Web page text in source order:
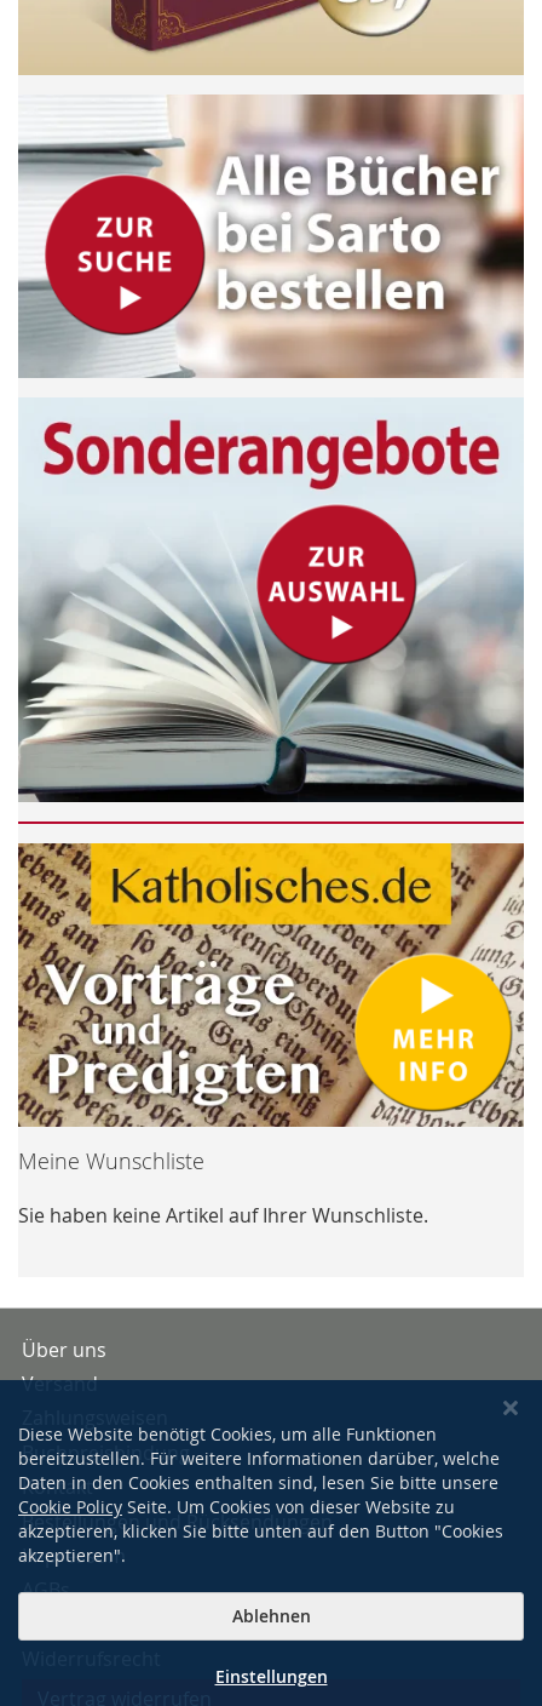
Meine Wunschliste
Sie haben keine Artikel auf Ihrer Wunschliste.
Über uns
Versand
Buchpreisbindung
Kontakt
Bestellungen und Rücksendungen
Impressum
AGBs
Diese Website benötigt Cookies, um alle Funktionen
bereitzustellen. Für weitere Informationen darüber, welche
Daten in den Cookies enthalten sind, lesen Sie bitte unsere
Cookie Policy Seite. Um Cookies von dieser Website zu
akzeptieren, klicken Sie bitte unten auf den Button "Cookies
akzeptieren".
Ablehnen
Einstellungen